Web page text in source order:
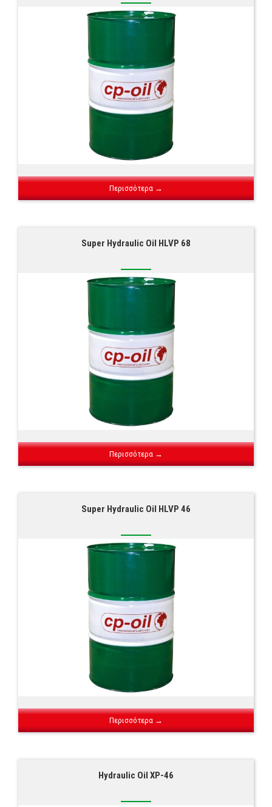
Περισσότερα →
Super Hydraulic Oil HLVP 68
Περισσότερα →
Super Hydraulic Oil HLVP 46
Περισσότερα →
Hydraulic Oil XP-46